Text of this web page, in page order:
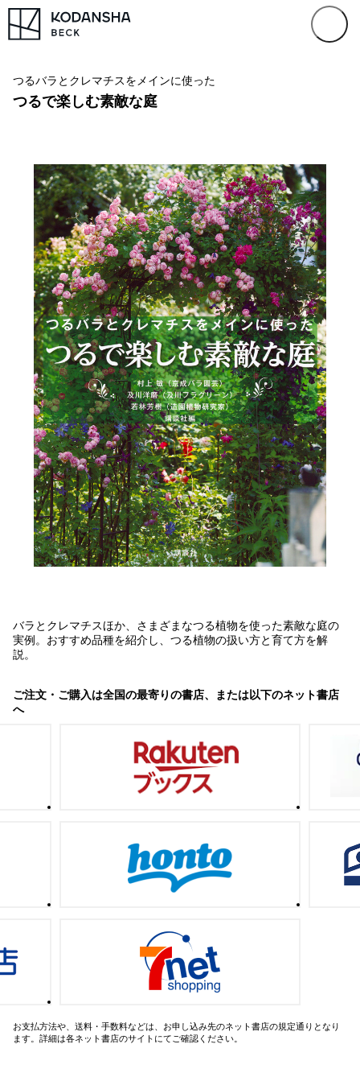
つるバラとクレマチスをメインに使った
つるで楽しむ素敵な庭
バラとクレマチスほか、さまざまなつる植物を使った素敵な庭の
実例。おすすめ品種を紹介し、つる植物の扱い方と育て方を解
説。
ご注文・ご購入は全国の最寄りの書店、または以下のネット書店
へ
お支払方法や、送料・手数料などは、お申し込み先のネット書店の規定通りとなり
ます。詳細は各ネット書店のサイトにてご確認ください。